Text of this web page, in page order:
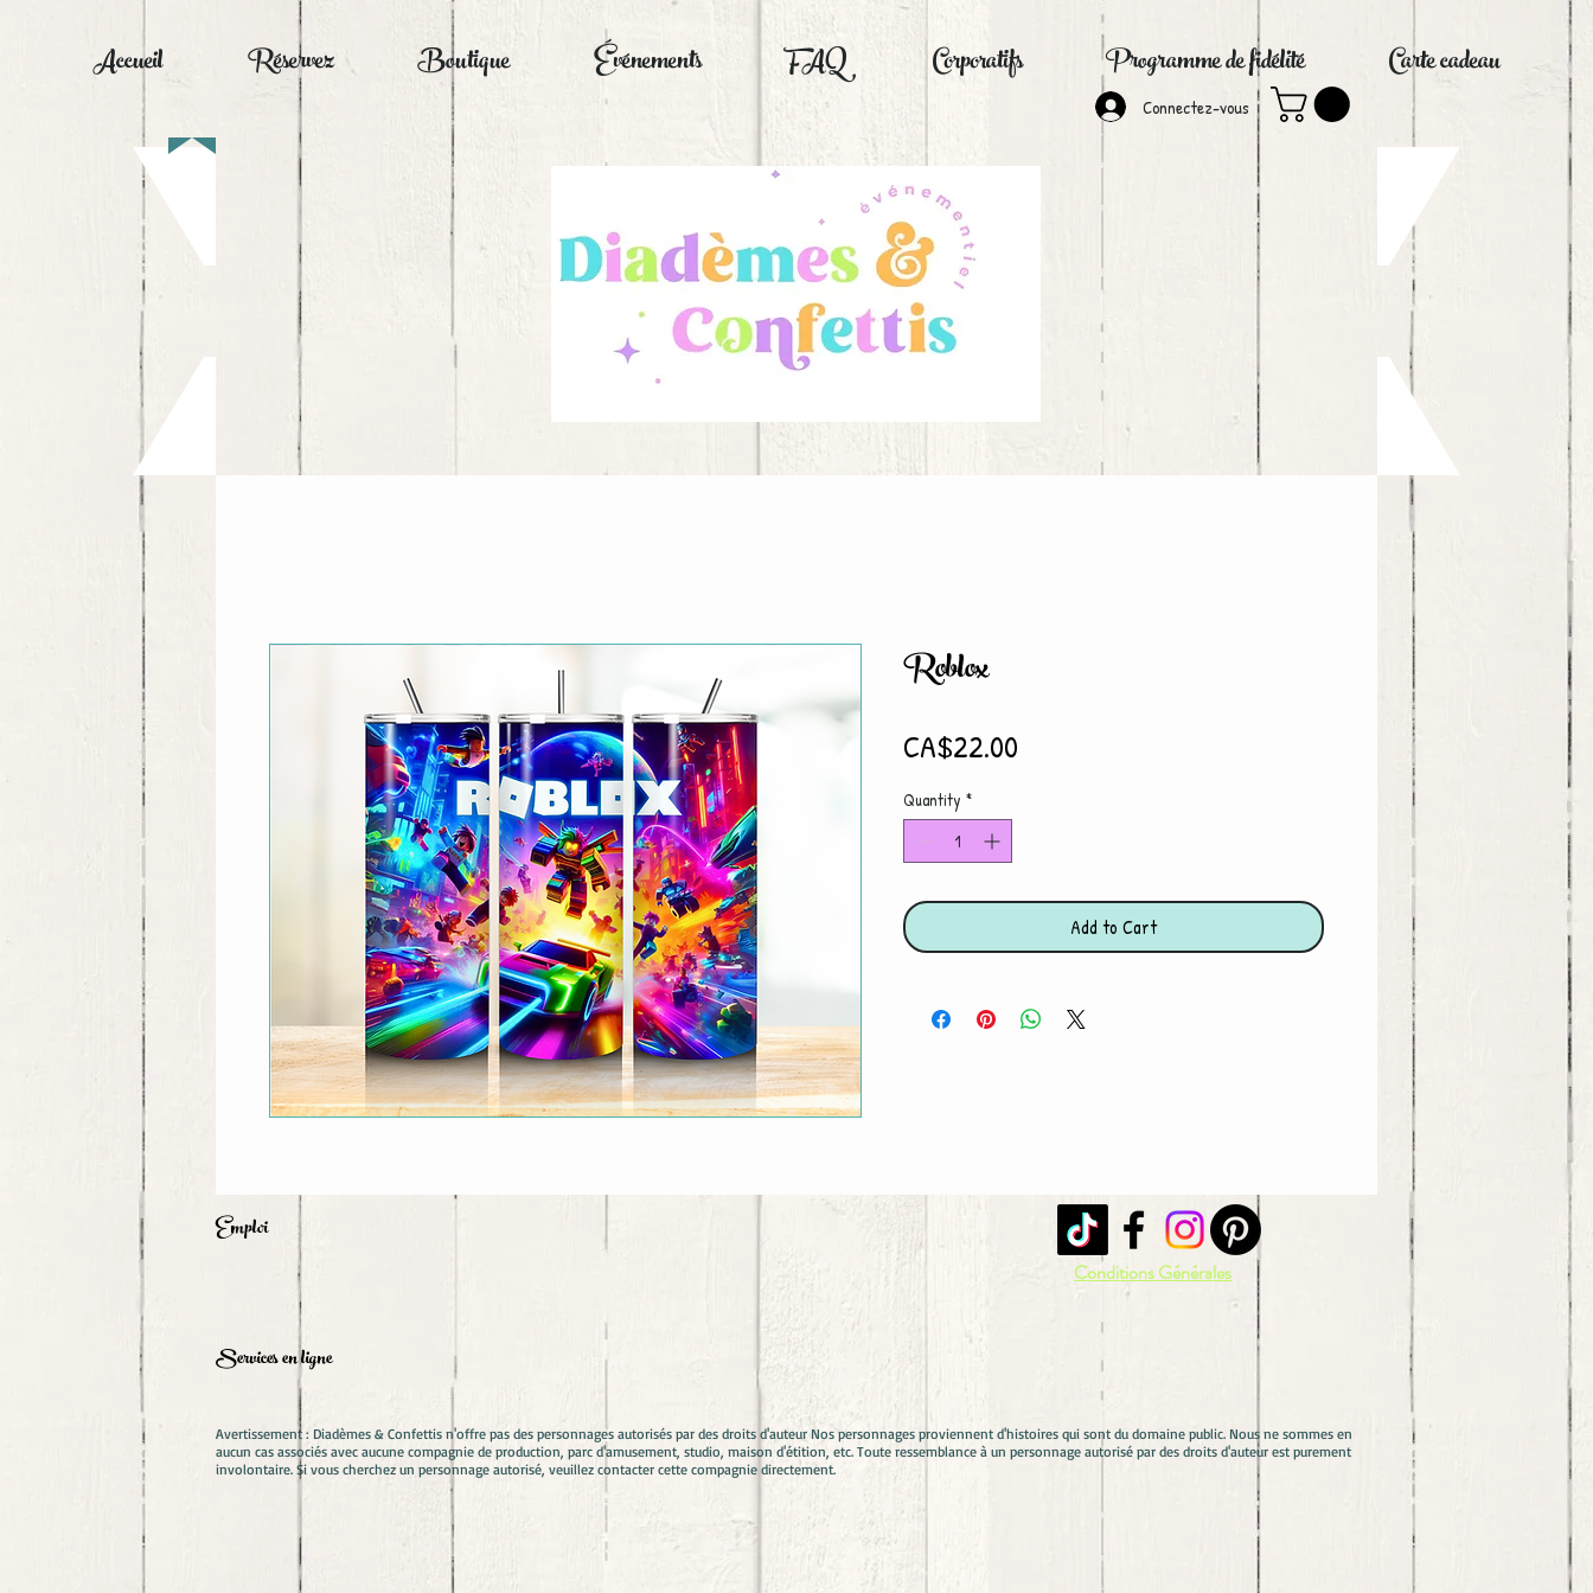
Accueil Réservez Boutique Événements FAQ Corporatifs Programme de fidélité Carte cadeau
Connectez-vous
Roblox
CA$22.00
Quantity *
Add to Cart
Emploi
Conditions Générales
Services en ligne
Avertissement : Diadèmes & Confettis n'offre pas des personnages autorisés par des droits d'auteur Nos personnages proviennent d'histoires qui sont du domaine public. Nous ne sommes en
aucun cas associés avec aucune compagnie de production, parc d'amusement, studio, maison d'étition, etc. Toute ressemblance à un personnage autorisé par des droits d'auteur est purement
involontaire. Si vous cherchez un personnage autorisé, veuillez contacter cette compagnie directement.